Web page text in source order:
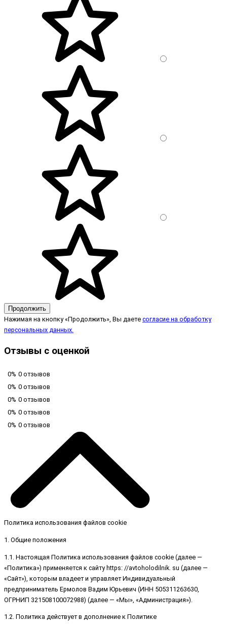
Продолжить
Нажимая на кнопку «Продолжить», Вы даете согласие на обработку
персональных данных.
Отзывы с оценкой
0% 0 отзывов
0% 0 отзывов
0% 0 отзывов
0% 0 отзывов
0% 0 отзывов
Политика использования файлов cookie
1. Общие положения
1.1. Настоящая Политика использования файлов cookie (далее —
«Политика») применяется к сайту https: //avtoholodilnik. su (далее —
«Сайт»), которым владеет и управляет Индивидуальный
предприниматель Ермолов Вадим Юрьевич (ИНН 505311263630,
ОГРНИП 321508100072988) (далее — «Мы», «Администрация»).
1.2. Политика действует в дополнение к Политике